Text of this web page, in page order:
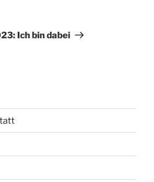
Ich bin dabei